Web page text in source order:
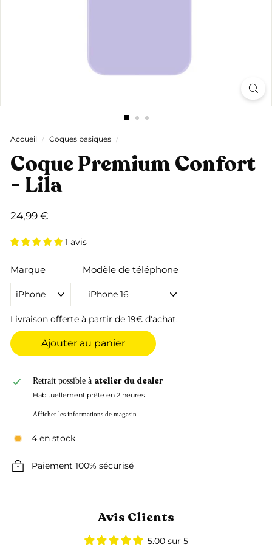
Accueil / Coques basiques /
Coque Premium Confort
- Lila
Prix
24,99 €24,99
1 avis
Marque Modèle de téléphone
Livraison offerte à partir de 19€ d'achat.
Ajouter au panier
Retrait possible à atelier du dealer
Habituellement prête en 2 heures
Afficher les informations de magasin
4 en stock
Paiement 100% sécurisé
Avis Clients
5.00 sur 5